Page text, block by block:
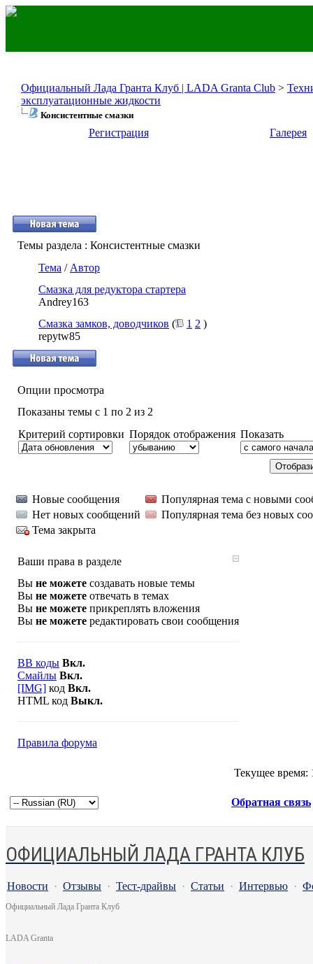
Официальный Лада Гранта Клуб | LADA Granta Club >
эксплуатационные жидкости
Консистентные смазки
Регистрация Галерея
Темы раздела : Консистентные смазки
Тема / Автор
Смазка для редуктора стартера
Andrey163
Смазка замков, доводчиков ( 1 2 )
repytw85
Опции просмотра
Показаны темы с 1 по 2 из 2
Критерий сортировки Порядок отображения Показать
Новые сообщения
Популярная тема с новыми
Нет новых сообщений
Популярная тема без новых
Тема закрыта
Ваши права в разделе
Вы не можете создавать новые темы
Вы не можете отвечать в темах
Вы не можете прикреплять вложения
Вы не можете редактировать свои сообщения
BB коды Вкл.
Смайлы Вкл.
[IMG] код Вкл.
HTML код Выкл.
Правила форума
Текущее время:
Обратная связь
ОФИЦИАЛЬНЫЙ ЛАДА ГРАНТА КЛУБ
Новости · Отзывы · Тест-драйвы · Статьи · Интервью ·
Официальный Лада Гранта Клуб
LADA Granta